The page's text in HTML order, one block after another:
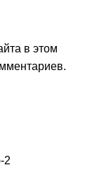
в этом